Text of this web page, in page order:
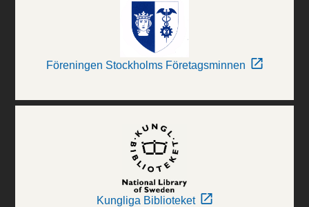
Föreningen Stockholms Företagsminnen
Kungliga Biblioteket